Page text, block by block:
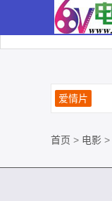
爱情片
首页 > 电影 >